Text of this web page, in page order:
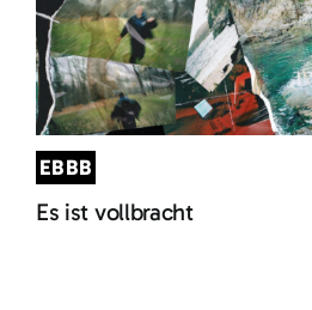
EBBB
Es ist vollbracht